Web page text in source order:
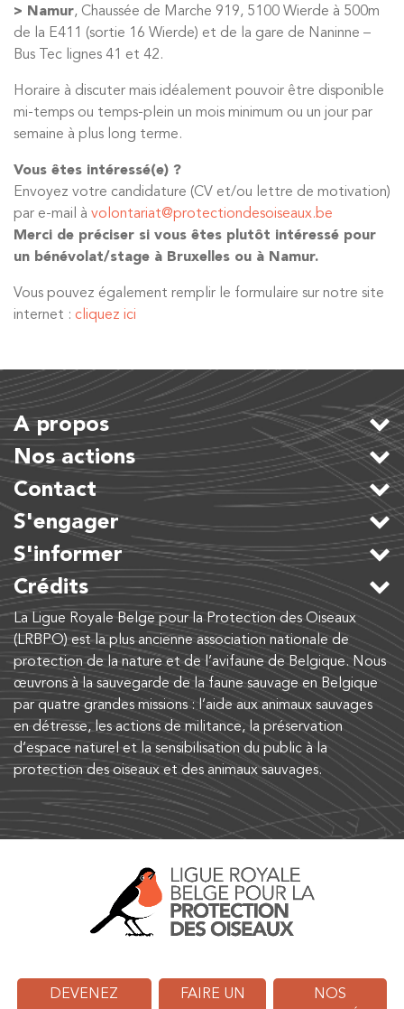
> Namur, Chaussée de Marche 919, 5100 Wierde à 500m
de la E411 (sortie 16 Wierde) et de la gare de Naninne –
Bus Tec lignes 41 et 42.
Horaire à discuter mais idéalement pouvoir être disponible
mi-temps ou temps-plein un mois minimum ou un jour par
semaine à plus long terme.
Vous êtes intéressé(e) ?
Envoyez votre candidature (CV et/ou lettre de motivation)
par e-mail à volontariat@protectiondesoiseaux.be
Merci de préciser si vous êtes plutôt intéressé pour
un bénévolat/stage à Bruxelles ou à Namur.
Vous pouvez également remplir le formulaire sur notre site
internet : cliquez ici
A propos
Nos actions
Contact
S'engager
S'informer
Crédits
La Ligue Royale Belge pour la Protection des Oiseaux
(LRBPO) est la plus ancienne association nationale de
protection de la nature et de l’avifaune de Belgique. Nous
œuvrons à la sauvegarde de la faune sauvage en Belgique
par quatre grandes missions : l’aide aux animaux sauvages
en détresse, les actions de militance, la préservation
d’espace naturel et la sensibilisation du public à la
protection des oiseaux et des animaux sauvages.
DEVENEZ FAIRE UN NOS